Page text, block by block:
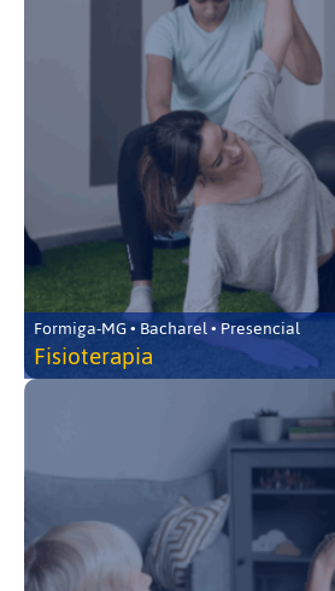
Formiga-MG • Bacharel • Presencial
Fisioterapia